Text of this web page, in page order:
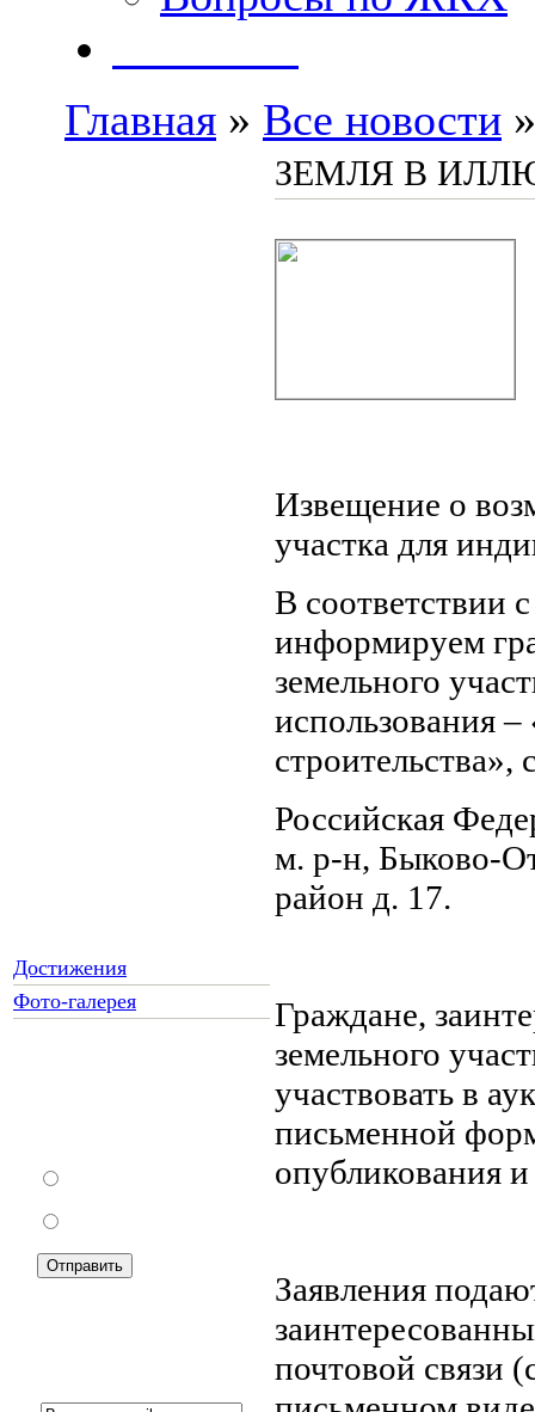
Главная » Все новости
Достижения
Фото-галерея
ЗЕМЛЯ В
Извещение о
участка для
В соответствии
информируем
земельного
использования
Российская
м. р-н, Быково-
район д. 17.
Граждане,
земельного
участвовать в
письменной
опубликования
Заявления
почтовой связи